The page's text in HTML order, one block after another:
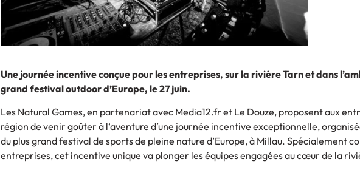
Une journée incentive conçue pour les entreprises, sur la rivière Tarn et dans
grand festival outdoor d’Europe, le 27 juin.
Les Natural Games, en partenariat avec Media12.fr et Le Douze, proposent aux
région de venir goûter à l‘aventure d’une journée incentive exceptionnelle,
du plus grand festival de sports de pleine nature d’Europe, à Millau. Spécialement
entreprises, cet incentive unique va plonger les équipes engagées au cœur de la